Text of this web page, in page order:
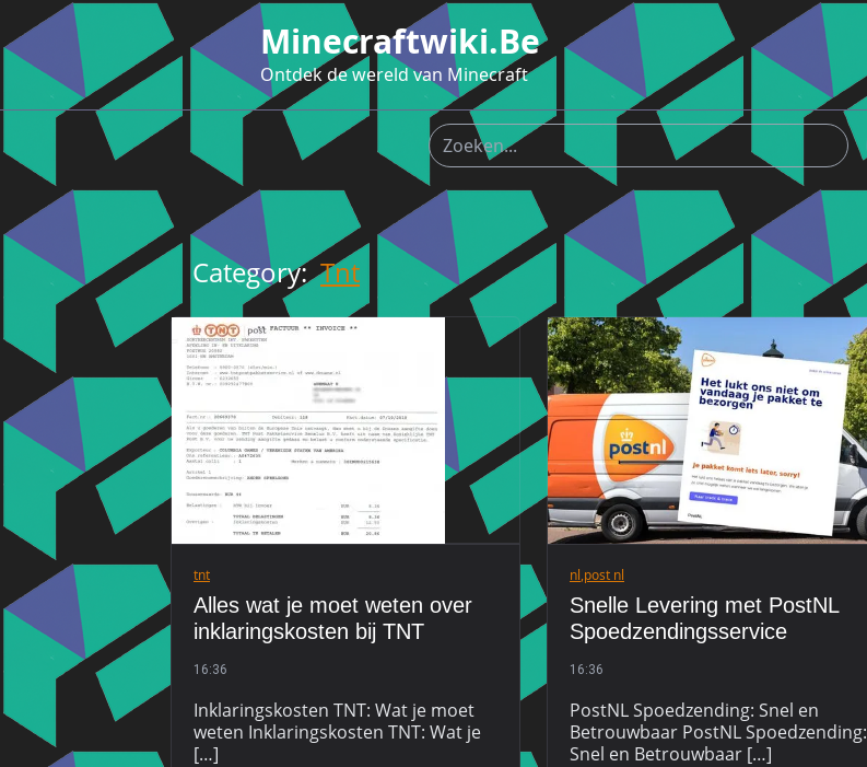
naar
de
inhoud
Minecraftwiki.be
Ontdek de wereld van Minecraft
Category: Tnt
tnt
Alles wat je moet weten over
inklaringskosten bij TNT
16:36
Inklaringskosten TNT: Wat je moet
weten Inklaringskosten TNT: Wat je
[…]
nl,post nl
Snelle Levering met PostNL
Spoedzendingsservice
16:36
PostNL Spoedzending: Snel en
Betrouwbaar PostNL Spoedzending:
Snel en Betrouwbaar […]